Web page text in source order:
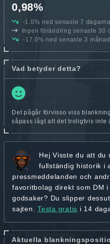
0,98%
-1.0% ned senaste 7 dagarna
Ingen förändring senaste 30
-17.0% ned senaste 3
Vad betyder detta?
Det pågår förvisso viss
såpass lågt att det troligtvis inte
Hej Visste du att du
fullständig historik i
pressmeddelanden och
favoritbolag direkt som DM
godsaker? Du slipper
sajten. Testa gratis i 14
Aktuella